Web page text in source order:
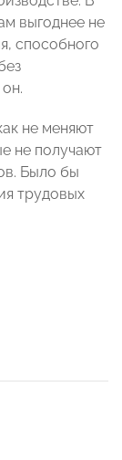
выгоднее не
способного
не меняют
не получают
Было бы
трудовых